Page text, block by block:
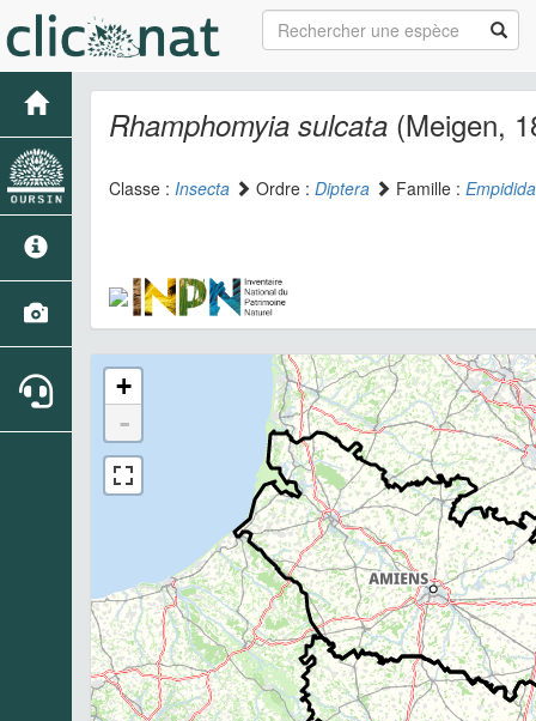
Rhamphomyia sulcata (Meigen,
Classe : Insecta Ordre : Diptera Famille :
+
-